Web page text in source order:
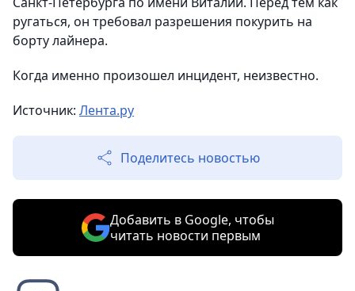
ругаться, он требовал разрешения покурить на
борту лайнера.
Когда именно произошел инцидент, неизвестно.
Источник: Лента.ру
Поделитесь новостью
Добавить в Google, чтобы
читать новости первым